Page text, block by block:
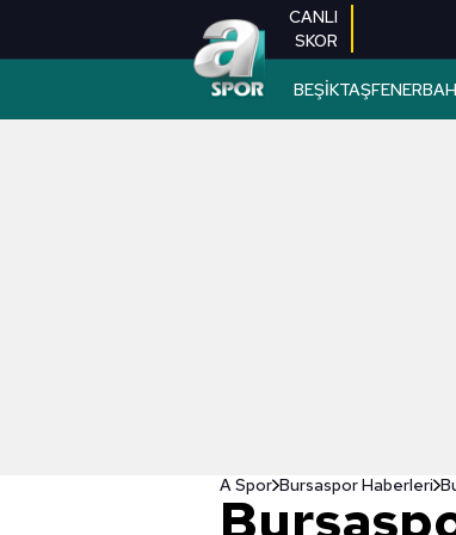
CANLI
SKOR
BEŞİKTAŞ
A Spor Bursaspor Haberleri